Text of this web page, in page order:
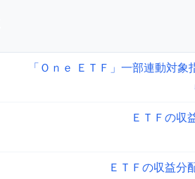
「Ｏｎｅ ＥＴＦ」一部連動対
ＥＴＦの収
ＥＴＦの収益分